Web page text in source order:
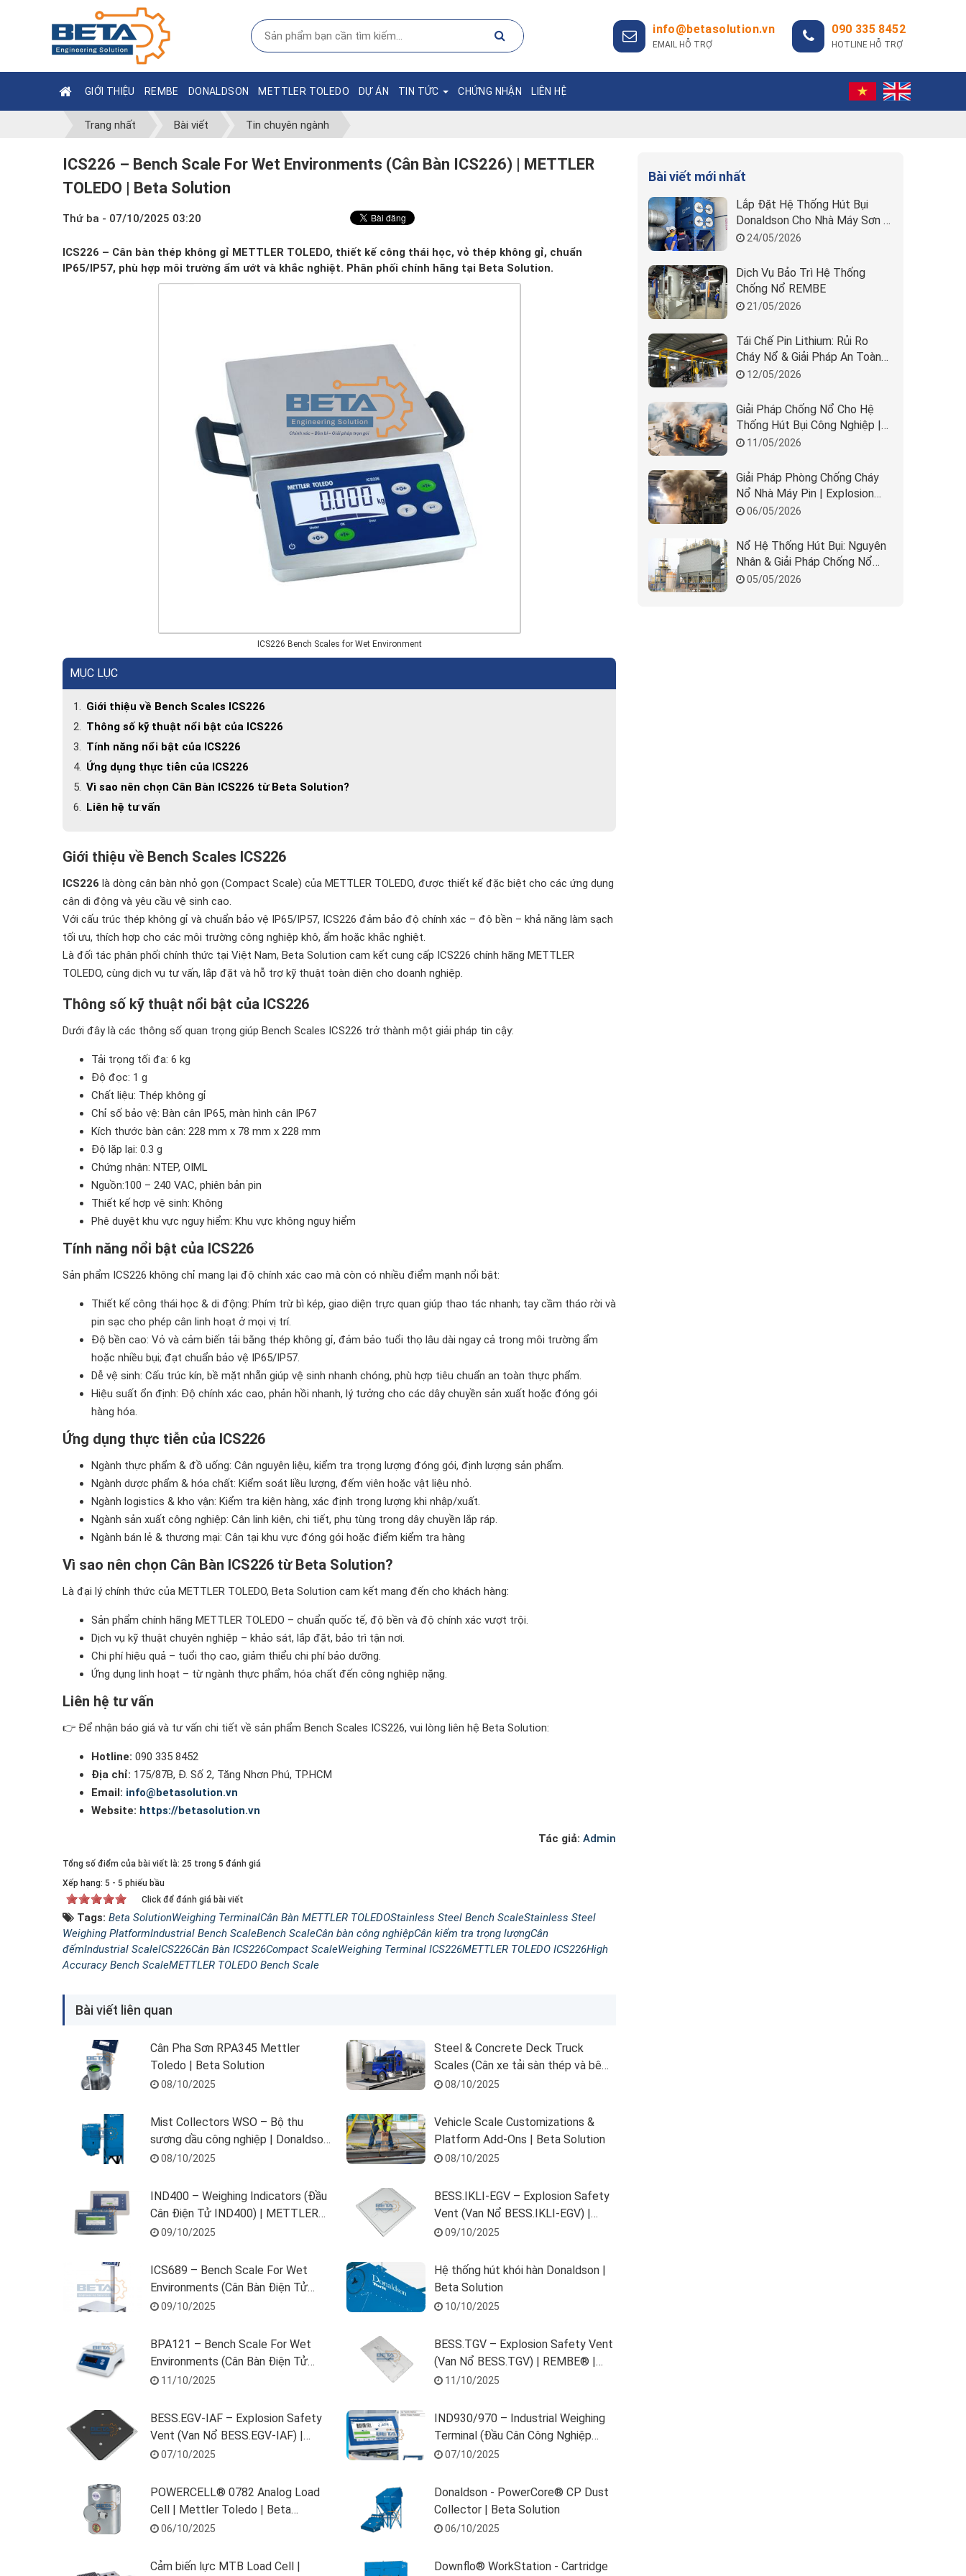
info@betasolution.vn
EMAIL HỖ TRỢ
090 335 8452
HOTLINE HỖ TRỢ
GIỚI THIỆU REMBE DONALDSON METTLER TOLEDO DỰ ÁN TIN TỨC CHỨNG NHẬN LIÊN HỆ
Trang nhất Bài viết Tin chuyên ngành
ICS226 – Bench Scale For Wet Environments (Cân Bàn ICS226) | METTLER
TOLEDO | Beta Solution
Thứ ba - 07/10/2025 03:20
ICS226 – Cân bàn thép không gỉ METTLER TOLEDO, thiết kế công thái học, vỏ thép không gỉ, chuẩn
IP65/IP57, phù hợp môi trường ẩm ướt và khắc nghiệt. Phân phối chính hãng tại Beta Solution.
ICS226 Bench Scales for Wet Environment
MỤC LỤC
Giới thiệu về Bench Scales ICS226
Thông số kỹ thuật nổi bật của ICS226
Tính năng nổi bật của ICS226
Ứng dụng thực tiễn của ICS226
Vì sao nên chọn Cân Bàn ICS226 từ Beta Solution?
Liên hệ tư vấn
Giới thiệu về Bench Scales ICS226
ICS226 là dòng cân bàn nhỏ gọn (Compact Scale) của METTLER TOLEDO, được thiết kế đặc biệt cho các ứng dụng
cân di động và yêu cầu vệ sinh cao.
Với cấu trúc thép không gỉ và chuẩn bảo vệ IP65/IP57, ICS226 đảm bảo độ chính xác – độ bền – khả năng làm sạch
tối ưu, thích hợp cho các môi trường công nghiệp khô, ẩm hoặc khắc nghiệt.
Là đối tác phân phối chính thức tại Việt Nam, Beta Solution cam kết cung cấp ICS226 chính hãng METTLER
TOLEDO, cùng dịch vụ tư vấn, lắp đặt và hỗ trợ kỹ thuật toàn diện cho doanh nghiệp.
Thông số kỹ thuật nổi bật của ICS226
Dưới đây là các thông số quan trọng giúp Bench Scales ICS226 trở thành một giải pháp tin cậy:
Tải trọng tối đa: 6 kg
Độ đọc: 1 g
Chất liệu: Thép không gỉ
Chỉ số bảo vệ: Bàn cân IP65, màn hình cân IP67
Kích thước bàn cân: 228 mm x 78 mm x 228 mm
Độ lặp lại: 0.3 g
Chứng nhận: NTEP, OIML
Nguồn:100 – 240 VAC, phiên bản pin
Thiết kế hợp vệ sinh: Không
Phê duyệt khu vực nguy hiểm: Khu vực không nguy hiểm
Tính năng nổi bật của ICS226
Sản phẩm ICS226 không chỉ mang lại độ chính xác cao mà còn có nhiều điểm mạnh nổi bật:
Thiết kế công thái học & di động: Phím trừ bì kép, giao diện trực quan giúp thao tác nhanh; tay cầm tháo rời và
pin sạc cho phép cân linh hoạt ở mọi vị trí.
Độ bền cao: Vỏ và cảm biến tải bằng thép không gỉ, đảm bảo tuổi thọ lâu dài ngay cả trong môi trường ẩm
hoặc nhiều bụi; đạt chuẩn bảo vệ IP65/IP57.
Dễ vệ sinh: Cấu trúc kín, bề mặt nhẵn giúp vệ sinh nhanh chóng, phù hợp tiêu chuẩn an toàn thực phẩm.
Hiệu suất ổn định: Độ chính xác cao, phản hồi nhanh, lý tưởng cho các dây chuyền sản xuất hoặc đóng gói
hàng hóa.
Ứng dụng thực tiễn của ICS226
Ngành thực phẩm & đồ uống: Cân nguyên liệu, kiểm tra trọng lượng đóng gói, định lượng sản phẩm.
Ngành dược phẩm & hóa chất: Kiểm soát liều lượng, đếm viên hoặc vật liệu nhỏ.
Ngành logistics & kho vận: Kiểm tra kiện hàng, xác định trọng lượng khi nhập/xuất.
Ngành sản xuất công nghiệp: Cân linh kiện, chi tiết, phụ tùng trong dây chuyền lắp ráp.
Ngành bán lẻ & thương mại: Cân tại khu vực đóng gói hoặc điểm kiểm tra hàng
Vì sao nên chọn Cân Bàn ICS226 từ Beta Solution?
Là đại lý chính thức của METTLER TOLEDO, Beta Solution cam kết mang đến cho khách hàng:
Sản phẩm chính hãng METTLER TOLEDO – chuẩn quốc tế, độ bền và độ chính xác vượt trội.
Dịch vụ kỹ thuật chuyên nghiệp – khảo sát, lắp đặt, bảo trì tận nơi.
Chi phí hiệu quả – tuổi thọ cao, giảm thiểu chi phí bảo dưỡng.
Ứng dụng linh hoạt – từ ngành thực phẩm, hóa chất đến công nghiệp nặng.
Liên hệ tư vấn
👉 Để nhận báo giá và tư vấn chi tiết về sản phẩm Bench Scales ICS226, vui lòng liên hệ Beta Solution:
Hotline: 090 335 8452
Địa chỉ: 175/87B, Đ. Số 2, Tăng Nhơn Phú, TP.HCM
Email: info@betasolution.vn
Website: https://betasolution.vn
Tác giả: Admin
Tổng số điểm của bài viết là: 25 trong 5 đánh giá
Xếp hạng: 5 - 5 phiếu bầu
Click để đánh giá bài viết
Tags: Beta SolutionWeighing TerminalCân Bàn METTLER TOLEDOStainless Steel Bench ScaleStainless Steel
Weighing PlatformIndustrial Bench ScaleBench ScaleCân bàn công nghiệpCân kiểm tra trọng lượngCân
đếmIndustrial ScaleICS226Cân Bàn ICS226Compact ScaleWeighing Terminal ICS226METTLER TOLEDO ICS226High
Accuracy Bench ScaleMETTLER TOLEDO Bench Scale
Bài viết liên quan
Cân Pha Sơn RPA345 Mettler
Toledo | Beta Solution
08/10/2025
Steel & Concrete Deck Truck
Scales (Cân xe tải sàn thép và bê
tông) | Mettler Toledo | Beta
08/10/2025
Mist Collectors WSO – Bộ thu
sương dầu công nghiệp | Donaldson
| Beta Solution
08/10/2025
Vehicle Scale Customizations &
Platform Add-Ons | Beta Solution
08/10/2025
IND400 – Weighing Indicators (Đầu
Cân Điện Tử IND400) | METTLER
TOLEDO | Beta Solution
09/10/2025
BESS.IKLI-EGV – Explosion Safety
Vent (Van Nổ BESS.IKLI-EGV) |
REMBE® | Beta Solution
09/10/2025
ICS689 – Bench Scale For Wet
Environments (Cân Bàn Điện Tử
ICS689) | METTLER TOLEDO |
09/10/2025
Hệ thống hút khói hàn Donaldson |
Beta Solution
10/10/2025
BPA121 – Bench Scale For Wet
Environments (Cân Bàn Điện Tử
BPA121) | METTLER TOLEDO |
11/10/2025
BESS.TGV – Explosion Safety Vent
(Van Nổ BESS.TGV) | REMBE® |
Beta Solution
11/10/2025
BESS.EGV-IAF – Explosion Safety
Vent (Van Nổ BESS.EGV-IAF) |
REMBE® | Beta Solution
07/10/2025
IND930/970 – Industrial Weighing
Terminal (Đầu Cân Công Nghiệp
IND930/970) | METTLER TOLEDO
07/10/2025
POWERCELL® 0782 Analog Load
Cell | Mettler Toledo | Beta
Solution
06/10/2025
Donaldson - PowerCore® CP Dust
Collector | Beta Solution
06/10/2025
Cảm biến lực MTB Load Cell | Downflo® WorkStation - Cartridge
Bài viết mới nhất
Lắp Đặt Hệ Thống Hút Bụi
Donaldson Cho Nhà Máy Sơn |
Beta Solution
24/05/2026
Dịch Vụ Bảo Trì Hệ Thống
Chống Nổ REMBE
21/05/2026
Tái Chế Pin Lithium: Rủi Ro
Cháy Nổ & Giải Pháp An Toàn
Nhà Máy
12/05/2026
Giải Pháp Chống Nổ Cho Hệ
Thống Hút Bụi Công Nghiệp |
REMBE & Beta Solution
11/05/2026
Giải Pháp Phòng Chống Cháy
Nổ Nhà Máy Pin | Explosion
Protection BESS
06/05/2026
Nổ Hệ Thống Hút Bụi: Nguyên
Nhân & Giải Pháp Chống Nổ
Hiệu Quả
05/05/2026